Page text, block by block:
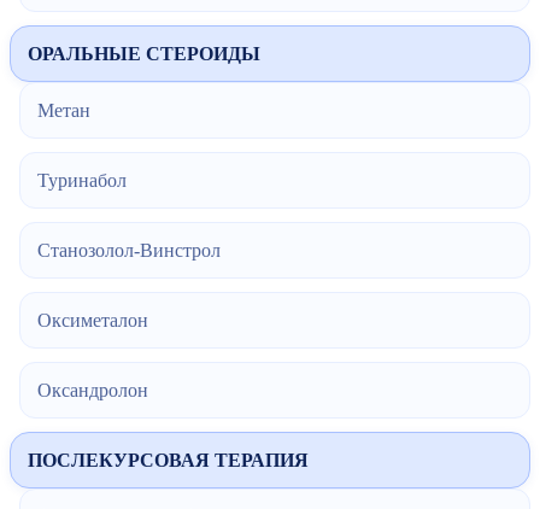
ОРАЛЬНЫЕ СТЕРОИДЫ
Метан
Туринабол
Станозолол-Винстрол
Оксиметалон
Оксандролон
ПОСЛЕКУРСОВАЯ ТЕРАПИЯ